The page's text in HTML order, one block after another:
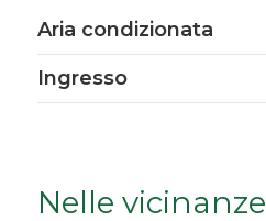
Aria condizionata
Ingresso
Nelle vicinanze
Locali
minimi